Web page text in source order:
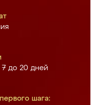
7 до 20 дней
шага: